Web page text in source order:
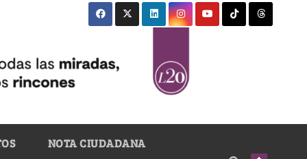
NOTA CIUDADANA